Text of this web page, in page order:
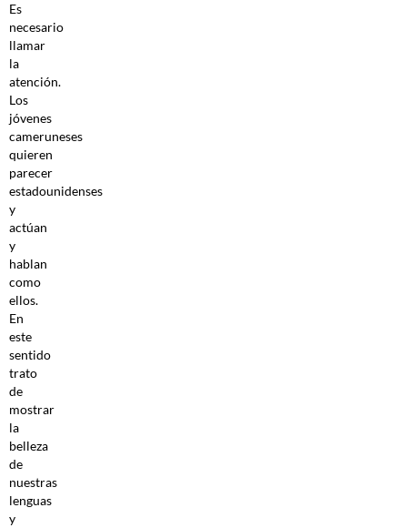
Es
necesario
llamar
la
atención.
Los
jóvenes
cameruneses
quieren
parecer
estadounidenses
y
actúan
y
hablan
como
ellos.
En
este
sentido
trato
de
mostrar
la
belleza
de
nuestras
lenguas
y